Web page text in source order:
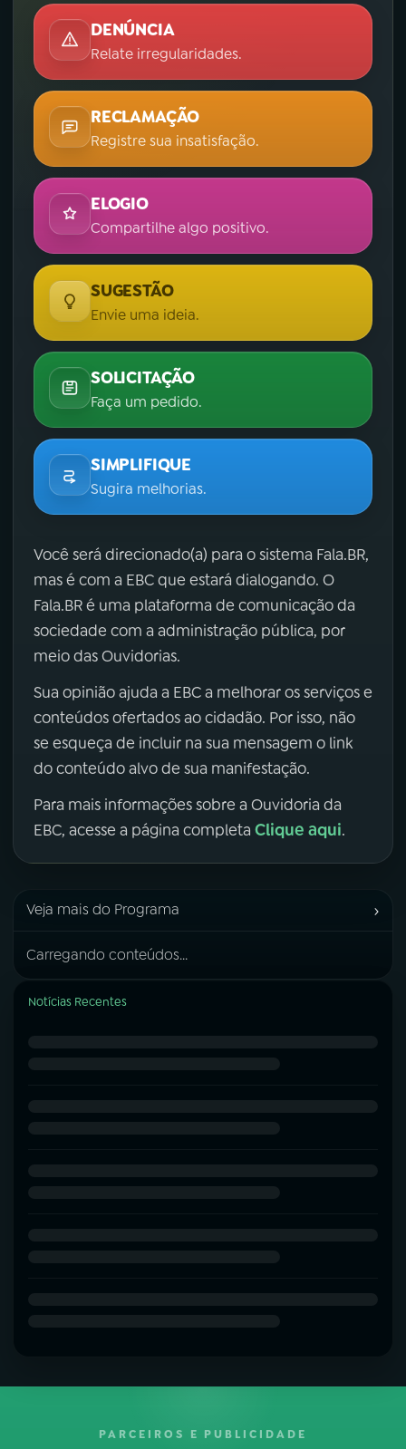
DENÚNCIA
Relate irregularidades.
RECLAMAÇÃO
Registre sua insatisfação.
ELOGIO
Compartilhe algo positivo.
SUGESTÃO
Envie uma ideia.
SOLICITAÇÃO
Faça um pedido.
SIMPLIFIQUE
Sugira melhorias.
Você será direcionado(a) para o sistema Fala.BR,
mas é com a EBC que estará dialogando. O
Fala.BR é uma plataforma de comunicação da
sociedade com a administração pública, por
meio das Ouvidorias.
Sua opinião ajuda a EBC a melhorar os serviços e
conteúdos ofertados ao cidadão. Por isso, não
se esqueça de incluir na sua mensagem o link
do conteúdo alvo de sua manifestação.
Para mais informações sobre a Ouvidoria da
EBC, acesse a página completa Clique aqui.
Veja mais do Programa ›
Carregando conteúdos...
Notícias Recentes
PARCEIROS E PUBLICIDADE